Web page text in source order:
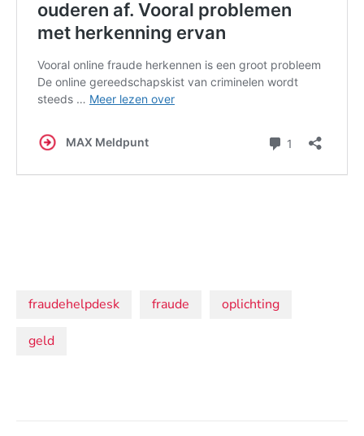
Onderwerpen:
fraudehelpdesk fraude oplichting
geld